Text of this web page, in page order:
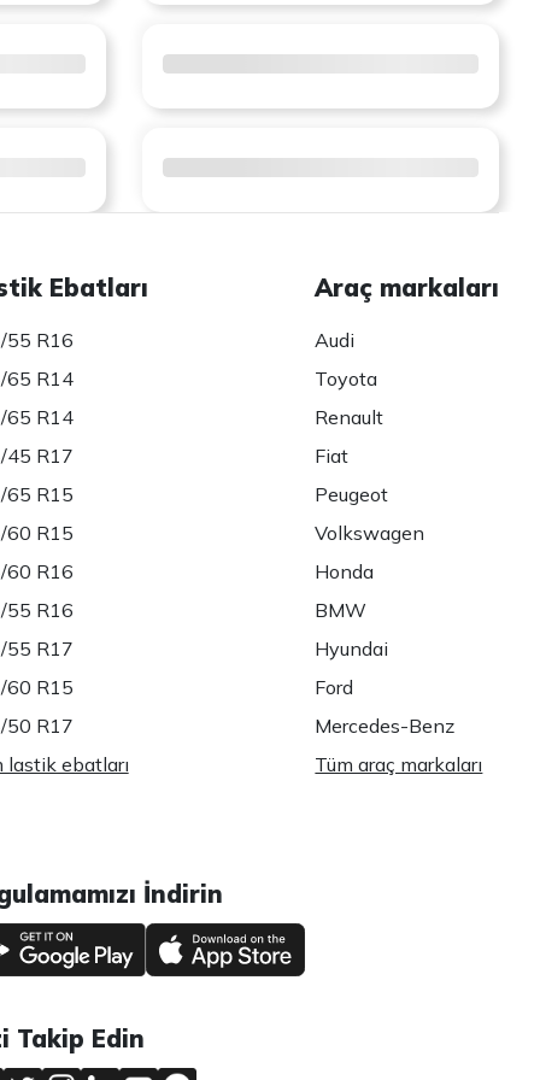
Ebatları
55 R16
65 R14
65 R14
45 R17
65 R15
60 R15
60 R16
55 R16
55 R17
60 R15
50 R17
lastik ebatları
Araç markaları
Audi
Toyota
Renault
Fiat
Peugeot
Volkswagen
Honda
BMW
Hyundai
Ford
Mercedes-Benz
Tüm araç markaları
İndirin
Takip Edin